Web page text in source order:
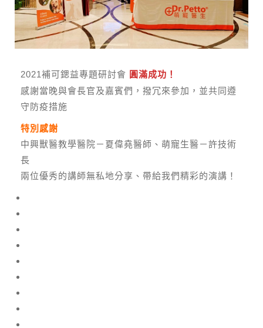
2021補可鍶益專題研討會 圓滿成功！
感謝當晚與會長官及嘉賓們，撥冗來參加，並共同遵
守防疫措施
特別感謝
中興獸醫教學醫院－夏偉堯醫師、萌寵生醫－許技術
長
兩位優秀的講師無私地分享、帶給我們精彩的演講！